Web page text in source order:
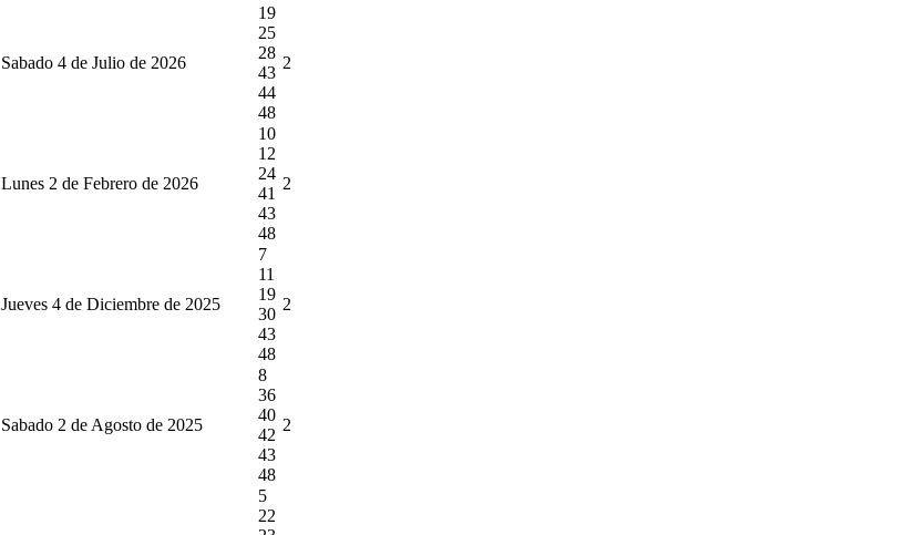
Sabado 4 de Julio de 2026
19
25
28
43
44
48
2
Lunes 2 de Febrero de 2026
10
12
24
41
43
48
2
Jueves 4 de Diciembre de 2025
7
11
19
30
43
48
2
Sabado 2 de Agosto de 2025
8
36
40
42
43
48
2
5
22